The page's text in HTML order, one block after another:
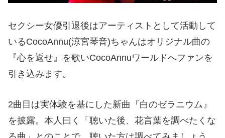
セクシー女優引退後はアーティストとして活動して
いるCocoAnnu(涼宮琴音)ちゃんはオリジナル曲の
『心を返せ』を歌いCocoAnnuワールドへファンを
引き込みます。
2曲目は実体験を基にした新曲『白のゼラニウム』
を披露。本人曰く「聴いた後、花言葉を調べたくな